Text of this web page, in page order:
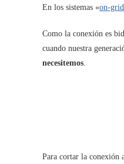
En los sistemas «on-grid
Como la conexión es
cuando nuestra
necesitemos.
Para cortar la conexión